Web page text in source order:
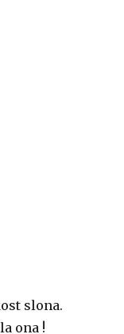
slona.
ona !